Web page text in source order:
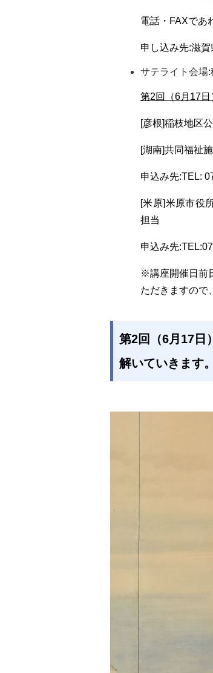
電話・FAXであ
申し込み先:滋
サテライト会場
第2回（6月17
[彦根]稲枝地区
[湖南]共同福祉
申込み先:TEL:
[米原]米原市役
担当
申込み先
※講座開催日前
ただきますので
第2回（6月17日
解いていきます。